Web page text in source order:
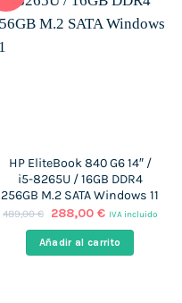
HP EliteBook 840 G6 14″ /
i5-8265U / 16GB DDR4
256GB M.2 SATA Windows 11
489,00€
El
original
era:
288,00 €El
actual
es:
IVA incluido
Añadir al carrito